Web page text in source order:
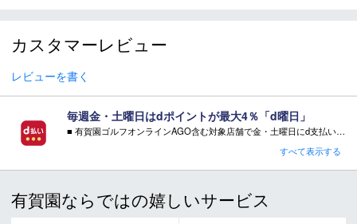
商品在庫につきまして
在庫管理システム連動により、当店が運営する複数ショッピ
グによりましては、設定に誤差が生じる場合があります。
その際にはご案内をさせて頂きますので予めご了承願いま
カスタマーレビュー
レビューを書く
毎週金・土曜日はdポイントが最大4％「d曜日」
■ 有賀園ゴルフオンラインAGO含む対象店舗で金・土曜日にd支払いをすると
■ キャンペーン期間：毎週 金・土曜日 AM 0:00 - PM 23:59
注意事項：
すべて表示する
有賀園ならではの嬉しいサービス